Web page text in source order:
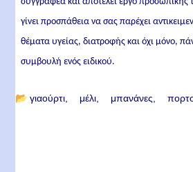
γίνει προσπάθεια να σας παρέχει
θέματα υγείας, διατροφής και όχι μόνο,
συμβουλή ενός ειδικού.
📂 γιαούρτι μέλι μπανάνες